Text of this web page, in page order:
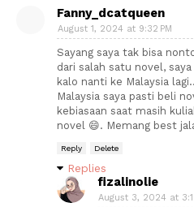
Fanny_dcatqueen
August 1, 2024 at 9:32 PM
Sayang saya tak bisa
dari salah satu novel,
kalo nanti ke Malaysia
Malaysia saya pasti beli
kebiasaan saat masih
novel 😄. Memang best
Reply Delete
Replies
fizalinolie
August 3, 2024 at